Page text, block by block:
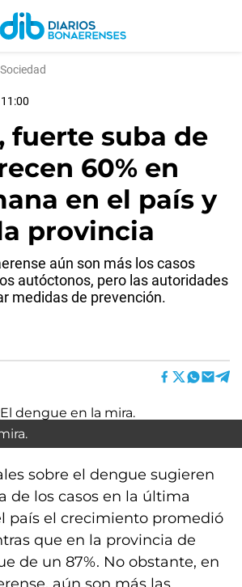
Sociedad
fuerte suba de
60% en
en el país y
provincia
aún son más los casos
autóctonos, pero las autoridades
medidas de prevención.
sobre el dengue sugieren
de los casos en la última
país el crecimiento promedió
que en la provincia de
de un 87%. No obstante, en